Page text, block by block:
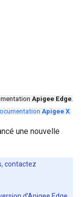
Apigee Edge.
Apigee X.
une nouvelle
contactez